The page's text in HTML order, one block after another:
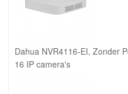
Dahua NVR4116-EI, Zonder
16 IP camera's